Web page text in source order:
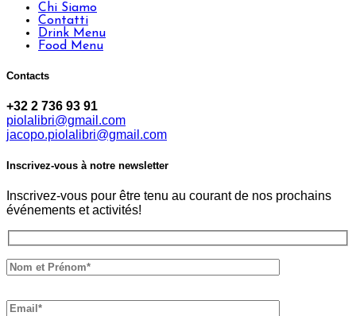
Chi Siamo
Contatti
Drink Menu
Food Menu
Contacts
+32 2 736 93 91
piolalibri@gmail.com
jacopo.piolalibri@gmail.com
Inscrivez-vous à notre newsletter
Inscrivez-vous pour être tenu au courant de nos prochains
événements et activités!